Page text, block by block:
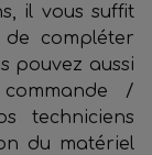
il vous suffit
compléter
pouvez aussi
/
techniciens
du matériel